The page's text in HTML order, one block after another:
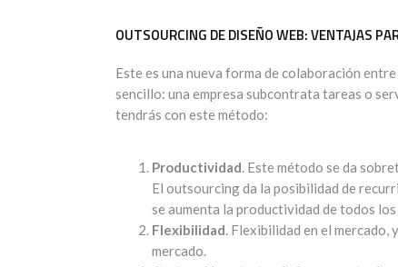
OUTSOURCING DE DISEÑO WEB: VENTAJAS
Este es una nueva forma de colaboración
sencillo: una empresa subcontrata tareas o
tendrás con este método:
Productividad. Este método se da
El outsourcing da la posibilidad de
se aumenta la productividad de todos
Flexibilidad. Flexibilidad en el mercado,
mercado.